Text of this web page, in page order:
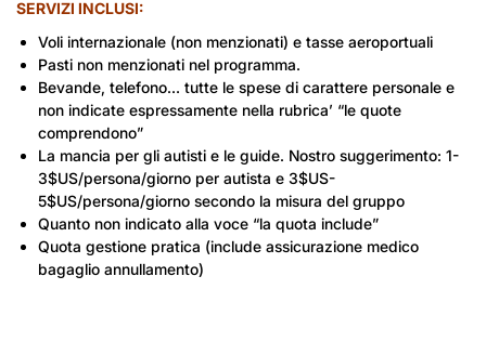
Macchina
Albergo
Camminare
visitiamo l’
tardo XIX secolo con influenze di stile
Rinascimentali e Gotiche. Proseguiamo
allaCattedrale Notre Dame (solo l’esterno,
attualmente in restauro), la chiesa
cattolica costruita durante la colonia
francese, e al Quartiere Cinesecon la
Pagoda Thien Hau.
Al termine rientro in Hotel aSaigon.
Pernottamento in hotel.
SERVIZI INCLUSI:
Voli internazionale (non menzionati) e tasse aeroportuali
Pasti non menzionati nel programma.
Bevande, telefono… tutte le spese di carattere personale e
non indicate espressamente nella rubrica’ “le quote
comprendono”
La mancia per gli autisti e le guide. Nostro suggerimento: 1-
3$US/persona/giorno per autista e 3$US-
5$US/persona/giorno secondo la misura del gruppo
Quanto non indicato alla voce “la quota include”
Quota gestione pratica (include assicurazione medico
bagaglio annullamento)